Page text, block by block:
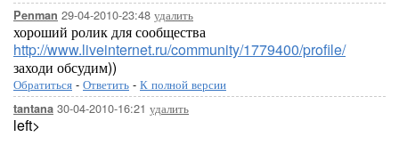
Penman 29-04-2010-23:48 удалить
хороший ролик для сообщества
http://www.liveinternet.ru/community/1779400/profile/
заходи обсудим))
Обратиться - Ответить - К полной версии
tantana 30-04-2010-16:21 удалить
left>